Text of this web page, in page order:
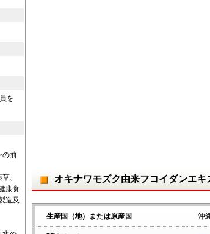
オキナワモズク由来フコイダンエ
生産国（地）または原産国 沖
を
の抽
、
康食
造及